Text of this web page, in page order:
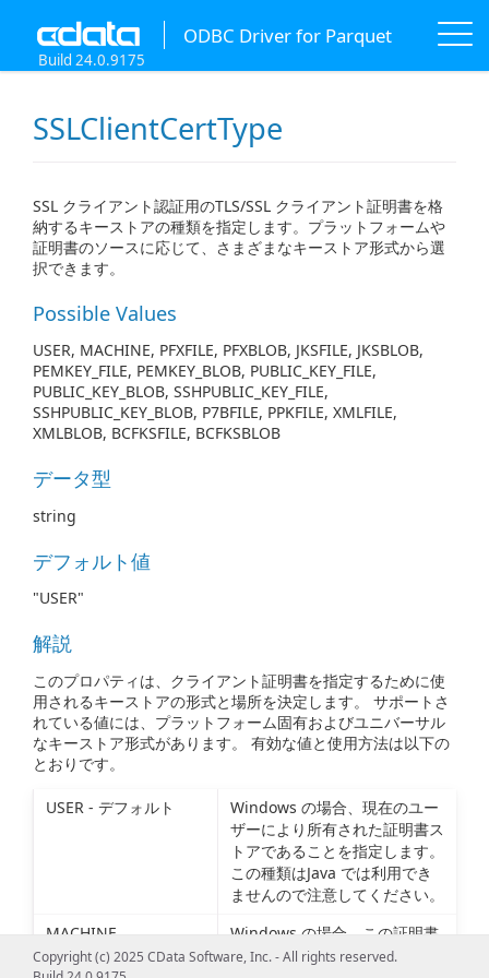
ODBC Driver for Parquet
Build 24.0.9175
SSLClientCertType
SSL クライアント認証用のTLS/SSL クライアント証明書を格
納するキーストアの種類を指定します。プラットフォームや
証明書のソースに応じて、さまざまなキーストア形式から選
択できます。
Possible Values
USER, MACHINE, PFXFILE, PFXBLOB, JKSFILE, JKSBLOB,
PEMKEY_FILE, PEMKEY_BLOB, PUBLIC_KEY_FILE,
PUBLIC_KEY_BLOB, SSHPUBLIC_KEY_FILE,
SSHPUBLIC_KEY_BLOB, P7BFILE, PPKFILE, XMLFILE,
XMLBLOB, BCFKSFILE, BCFKSBLOB
データ型
string
デフォルト値
"USER"
解説
このプロパティは、クライアント証明書を指定するために使
用されるキーストアの形式と場所を決定します。 サポートさ
れている値には、プラットフォーム固有およびユニバーサル
なキーストア形式があります。 有効な値と使用方法は以下の
とおりです。
USER - デフォルト
Windows の場合、現在のユー
ザーにより所有された証明書ス
トアであることを指定します。
この種類はJava では利用でき
ませんので注意してください。
MACHINE
Windows の場合、この証明書
ストアがシステムストアである
Copyright (c) 2025 CData Software, Inc. - All rights reserved.